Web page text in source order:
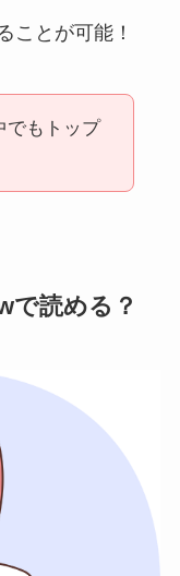
ことが可能！
でもトップ
で読める？